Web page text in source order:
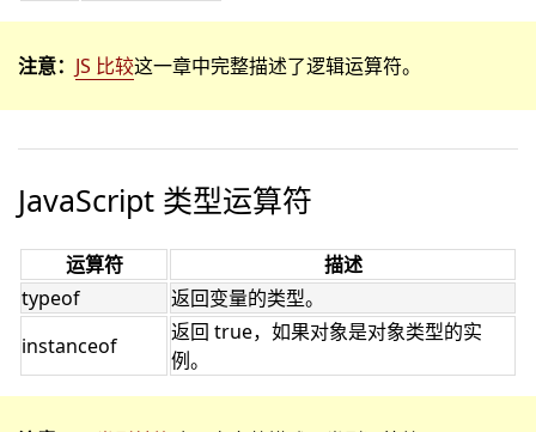
注意： JS 比较这一章中完整描述了逻辑运算符。
JavaScript 类型运算符
运算符
描述
typeof
返回变量的类型。
instanceof
返回 true，如果对象是对象类型的实
例。